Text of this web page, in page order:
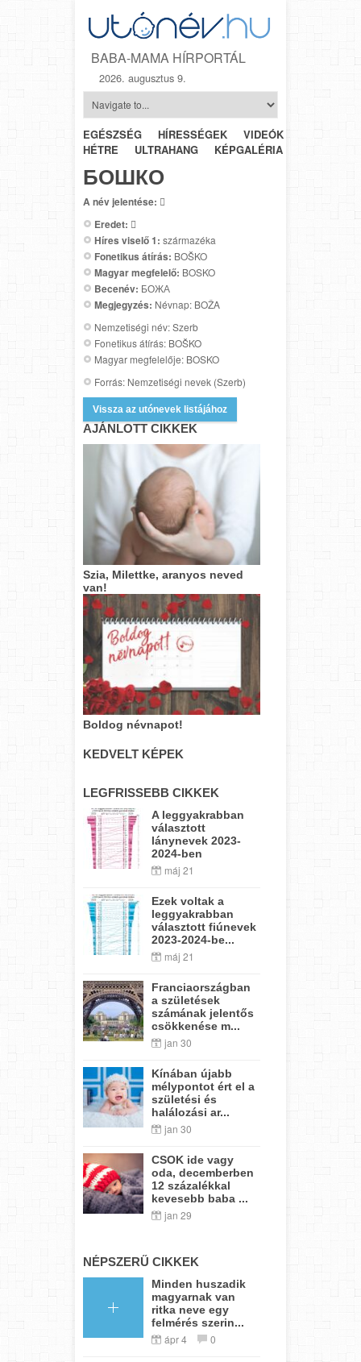
BABA-MAMA HÍRPORTÁL
2026. augusztus 9.
EGÉSZSÉG HÍRESSÉGEK VIDEÓK
HÉTRŐL-
HÉTRE
ULTRAHANG KÉPGALÉRIA
БОШКО
A név jelentése: 
Eredet: 
Híres viselő 1: származéka
Fonetikus átírás: BOŠKO
Magyar megfelelő: BOSKO
Becenév: БОЖА
Megjegyzés: Névnap: BOŽA
Nemzetiségi név: Szerb
Fonetikus átírás: BOŠKO
Magyar megfelelője: BOSKO
Forrás: Nemzetiségi nevek (Szerb)
Vissza az utónevek listájához
AJÁNLOTT CIKKEK
Szia, Milettke, aranyos neved
van!
Boldog névnapot!
KEDVELT KÉPEK
LEGFRISSEBB CIKKEK
A leggyakrabban
választott
lánynevek 2023-
2024-ben
máj 21
Ezek voltak a
leggyakrabban
választott fiúnevek
2023-2024-be...
máj 21
Franciaországban
a születések
számának jelentős
csökkenése m...
jan 30
Kínában újabb
mélypontot ért el a
születési és
halálozási ar...
jan 30
CSOK ide vagy
oda, decemberben
12 százalékkal
kevesebb baba ...
jan 29
NÉPSZERŰ CIKKEK
Minden huszadik
magyarnak van
ritka neve egy
felmérés szerin...
ápr 4 0